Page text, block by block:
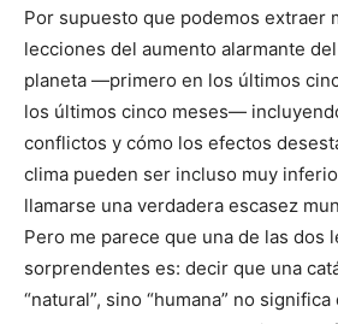
Por supuesto que podemos extraer
lecciones del aumento alarmante
planeta —primero en los últimos
los últimos cinco meses—
conflictos y cómo los efectos
clima pueden ser incluso muy
llamarse una verdadera escasez
Pero me parece que una de las dos
sorprendentes es: decir que una
“natural”, sino “humana” no